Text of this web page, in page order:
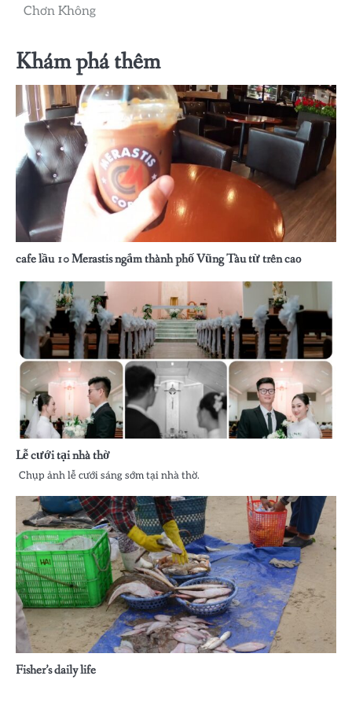
hướng
viết
Chơn Không
Khám phá thêm
cafe lầu 10 Merastis ngắm thành phố Vũng Tàu từ trên cao
Lễ cưới tại nhà thờ
Chụp ảnh lễ cưới sáng sớm tại nhà thờ.
Fisher’s daily life